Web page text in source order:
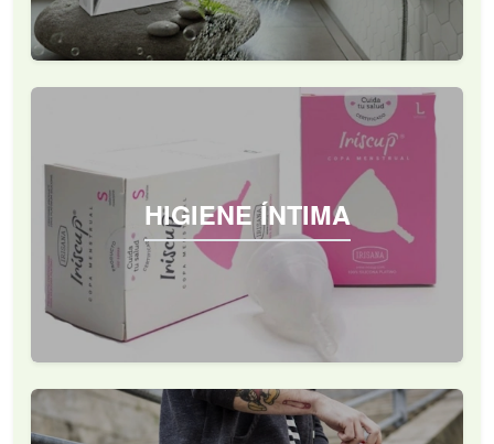
HIGIENE ÍNTIMA